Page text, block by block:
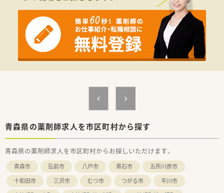
業務内容を深く理解しているため安心感があります。
■2025年には県内3店舗目となる新店舗のオープンを予定して
おり、着実に事業を拡大している成長企業です。
青森県の薬剤師求人を市区町村から探す
青森県の薬剤師求人を市区町村からお探しいただけます。
青森市 弘前市 八戸市 黒石市
五所川原市
十和田市
三沢市 むつ市 つがる市
平川市